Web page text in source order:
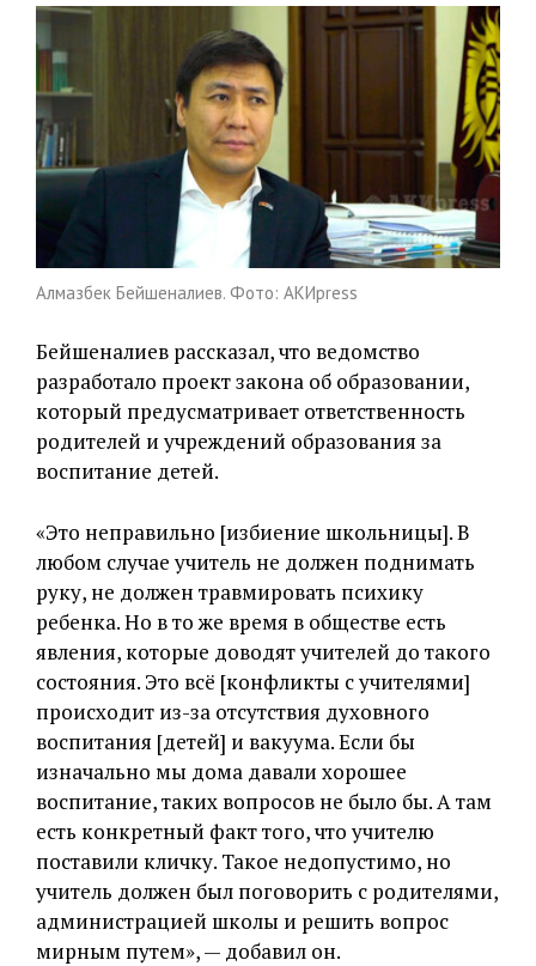
Алмазбек Бейшеналиев. Фото: АКИpress
Бейшеналиев рассказал, что ведомство
разработало проект закона об образовании,
который предусматривает ответственность
родителей и учреждений образования за
воспитание детей.
«Это неправильно [избиение школьницы]. В
любом случае учитель не должен поднимать
руку, не должен травмировать психику
ребенка. Но в то же время в обществе есть
явления, которые доводят учителей до такого
состояния. Это всё [конфликты с учителями]
происходит из-за отсутствия духовного
воспитания [детей] и вакуума. Если бы
изначально мы дома давали хорошее
воспитание, таких вопросов не было бы. А там
есть конкретный факт того, что учителю
поставили кличку. Такое недопустимо, но
учитель должен был поговорить с родителями,
администрацией школы и решить вопрос
мирным путем», — добавил он.